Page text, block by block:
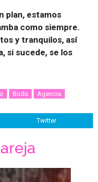
plan, estamos
como siempre.
y tranquilos, así
si sucede, se los
Boda Agencia
Twitter